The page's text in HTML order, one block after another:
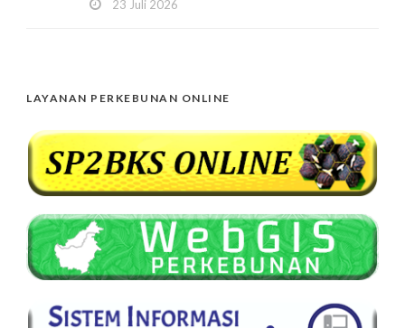
23 Juli 2026
LAYANAN PERKEBUNAN ONLINE